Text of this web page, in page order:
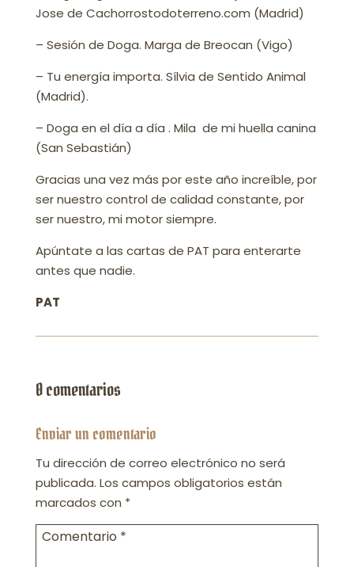
Jose de Cachorrostodoterreno.com (Madrid)
– Sesión de Doga. Marga de Breocan (Vigo)
– Tu energía importa. Sílvia de Sentido Animal
(Madrid).
– Doga en el día a día . Mila de mi huella canina
(San Sebastián)
Gracias una vez más por este año increíble, por
ser nuestro control de calidad constante, por
ser nuestro, mi motor siempre.
Apúntate a las cartas de PAT para enterarte
antes que nadie.
PAT
0 comentarios
Enviar un comentario
Tu dirección de correo electrónico no será
publicada. Los campos obligatorios están
marcados con *